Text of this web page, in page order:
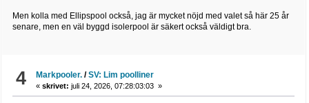
Men kolla med Ellipspool också, jag är mycket nöjd med valet så här 25 år
senare, men en väl byggd isolerpool är säkert också väldigt bra.
4 Markpooler. /SV: Lim poolliner
«skrivet: juli 24, 2026, 07:28:03:03 »